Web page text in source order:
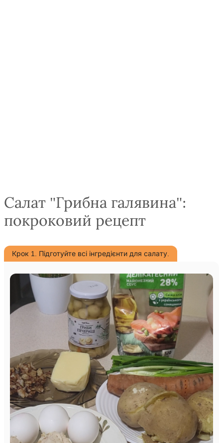
Салат "Грибна галявина":
покроковий рецепт
Крок 1. Підготуйте всі інгредієнти для салату.